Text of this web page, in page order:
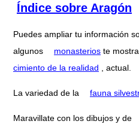
Índice sobre Aragón
Puedes ampliar tu información
algunos
monasterios te
cimiento de la realidad , actual.
La variedad de la fauna
Maravillate con los dibujos y de